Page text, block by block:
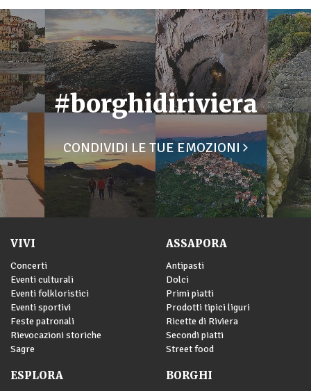
#borghidiriviera
CONDIVIDI LE TUE EMOZIONI
VIVI
Concerti
Eventi culturali
Eventi folkloristici
Eventi sportivi
Feste patronali
Rievocazioni storiche
Sagre
ASSAPORA
Antipasti
Dolci
Primi piatti
Prodotti tipici liguri
Ricette di Riviera
Secondi piatti
Street food
ESPLORA BORGHI